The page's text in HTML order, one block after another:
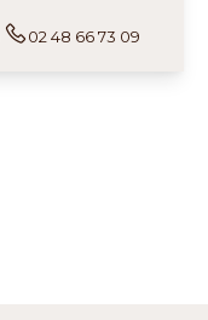
02 48 66 73 09